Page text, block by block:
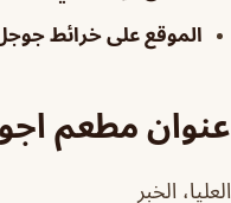
الموقع على خرائط
عنوان مطعم اجو
العليا، الخبر